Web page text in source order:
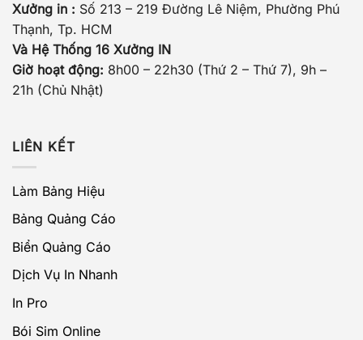
Xưởng in : Số 213 – 219 Đường Lê Niệm, Phường Phú
Thạnh, Tp. HCM
Và Hệ Thống 16 Xưởng IN
Giờ hoạt động: 8h00 – 22h30 (Thứ 2 – Thứ 7), 9h –
21h (Chủ Nhật)
LIÊN KẾT
Làm Bảng Hiệu
Bảng Quảng Cáo
Biển Quảng Cáo
Dịch Vụ In Nhanh
In Pro
Bói Sim Online